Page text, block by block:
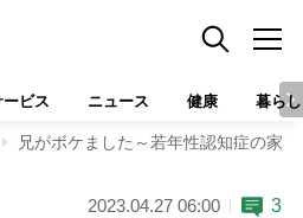
ービス ニュース 健康 暮らし
兄がボケました～若年性認知症の家
2023.04.27 06:00 3